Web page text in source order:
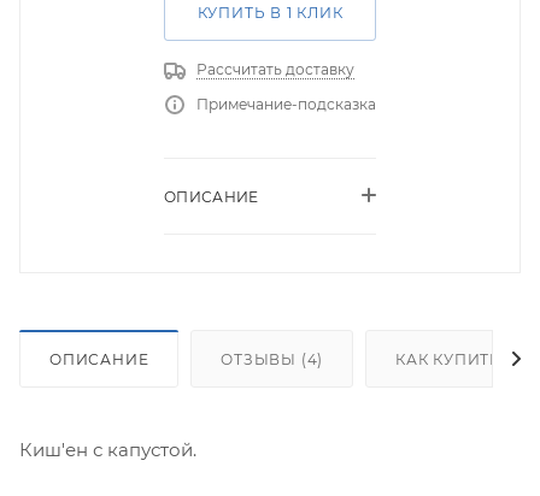
КУПИТЬ В 1 КЛИК
Рассчитать доставку
Примечание-подсказка
ОПИСАНИЕ
ОПИСАНИЕ ОТЗЫВЫ (4) КАК КУПИТЬ
Киш'ен с капустой.